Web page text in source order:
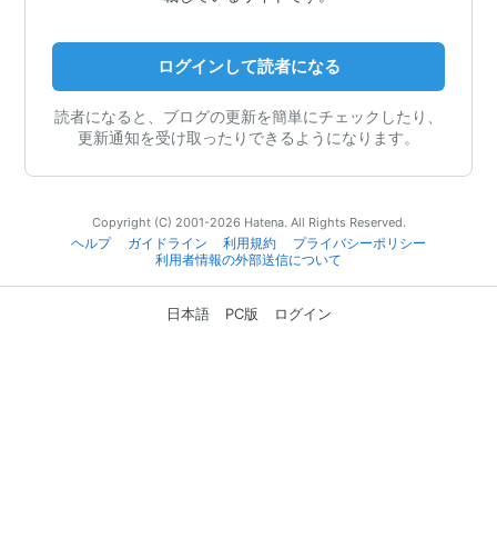
ログインして読者になる
読者になると、ブログの更新を簡単にチェックしたり、
更新通知を受け取ったりできるようになります。
Copyright (C) 2001-2026 Hatena. All Rights Reserved.
ヘルプ
ガイドライン 利用規約
プライバシーポリシー
利用者情報の外部送信について
日本語 PC版 ログイン